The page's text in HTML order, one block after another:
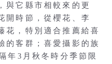
與它縣市相較來的更
開時節，從櫻花、李
花，特別適合推薦給喜
的客群；喜愛攝影的族
年3月秋冬時分季節限